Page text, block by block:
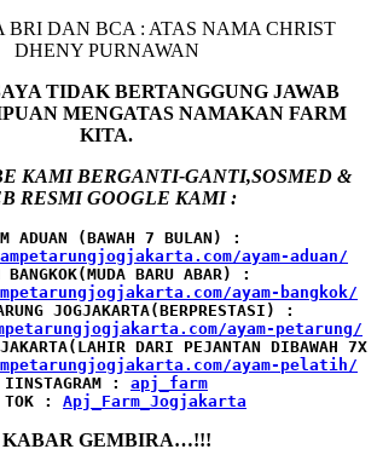
BRI DAN BCA : ATAS NAMA CHRIST
DHENY PURNAWAN
TIDAK BERTANGGUNG JAWAB
MENGATAS NAMAKAN FARM
KITA.
KAMI BERGANTI-GANTI,SOSMED &
RESMI GOOGLE KAMI :
ADUAN (BAWAH 7 BULAN) :
BANGKOK(MUDA BARU ABAR) :
JOGJAKARTA(BERPRESTASI) :
DARI PEJANTAN DIBAWAH
IINSTAGRAM :
: Apj_Farm_Jogjakarta
KABAR GEMBIRA…!!!